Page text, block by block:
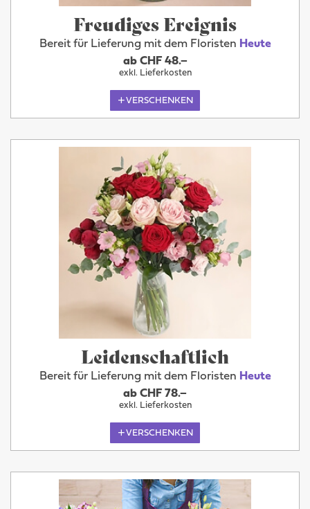
Freudiges Ereignis
Bereit für Lieferung mit dem Floristen Heute
ab CHF 48.–
exkl. Lieferkosten
VERSCHENKEN
Leidenschaftlich
Bereit für Lieferung mit dem Floristen Heute
ab CHF 78.–
exkl. Lieferkosten
VERSCHENKEN